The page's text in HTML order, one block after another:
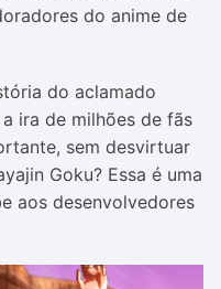
do anime de
do aclamado
ira de milhões de fãs
sem desvirtuar
Goku? Essa é uma
aos desenvolvedores